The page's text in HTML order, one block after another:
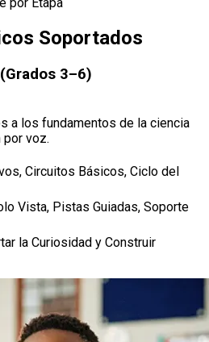
Soportados
3–6)
a los fundamentos de la ciencia
por voz.
Circuitos Básicos, Ciclo del
Vista, Pistas Guiadas, Soporte
la Curiosidad y Construir